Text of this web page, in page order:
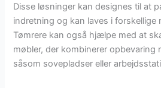
Disse løsninger kan designes til at
indretning og kan laves i forskellige
Tømrere kan også hjælpe med at
møbler, der kombinerer opbevaring
såsom sovepladser eller